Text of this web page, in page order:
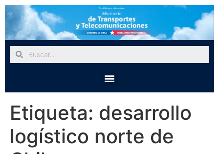
Etiqueta: desarrollo
logístico norte de